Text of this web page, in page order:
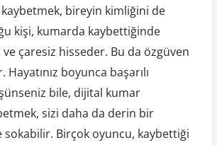
bireyin kimliğini de
kişi, kumarda kaybettiğinde
çaresiz hisseder. Bu da özgüven
Hayatınız boyunca başarılı
bile, dijital kumar
sizi daha da derin bir
sokabilir. Birçok oyuncu, kaybettiği